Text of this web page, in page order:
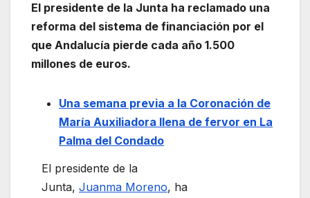
El presidente de la Junta ha reclamado una
reforma del sistema de financiación por el
que Andalucía pierde cada año 1.500
millones de euros.
Una semana previa a la Coronación de
María Auxiliadora llena de fervor en La
Palma del Condado
El presidente de la
Junta, Juanma Moreno, ha